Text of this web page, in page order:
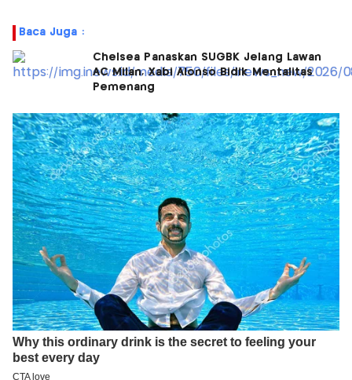
Baca Juga :
Chelsea Panaskan SUGBK Jelang Lawan
AC Milan, Xabi Alonso Bidik Mentalitas
Pemenang